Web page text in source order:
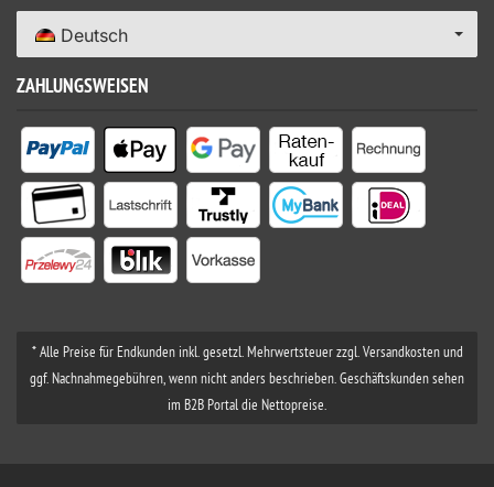
Deutsch
ZAHLUNGSWEISEN
* Alle Preise für Endkunden inkl. gesetzl. Mehrwertsteuer zzgl. Versandkosten und
ggf. Nachnahmegebühren, wenn nicht anders beschrieben. Geschäftskunden sehen
im B2B Portal die Nettopreise.